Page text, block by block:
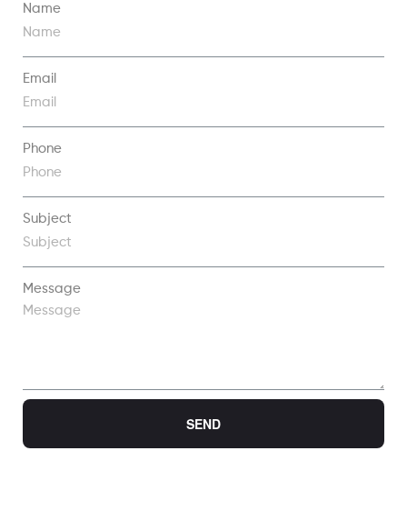
Name
Email
Phone
Subject
Message
SEND